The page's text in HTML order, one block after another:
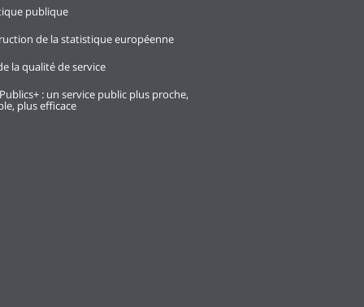
publique
de la statistique européenne
la qualité de service
: un service public plus proche,
plus efficace